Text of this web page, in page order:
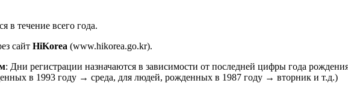
в течение всего года.
сайт HiKorea (www.hikorea.go.kr).
: Дни регистрации назначаются в зависимости от последней цифры года
в 1993 году → среда, для людей, рожденных в 1987 году → вторник и т.д.)